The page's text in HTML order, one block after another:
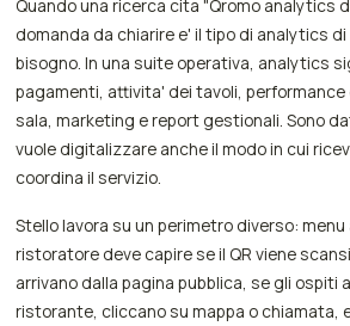
Quando una ricerca cita "Qromo analytics
domanda da chiarire e' il tipo di analytics
bisogno. In una suite operativa, analytics
pagamenti, attivita' dei tavoli, performance
sala, marketing e report gestionali. Sono
vuole digitalizzare anche il modo in cui
coordina il servizio.
Stello lavora su un perimetro diverso:
ristoratore deve capire se il QR viene
arrivano dalla pagina pubblica, se gli ospiti
ristorante, cliccano su mappa o chiamata,